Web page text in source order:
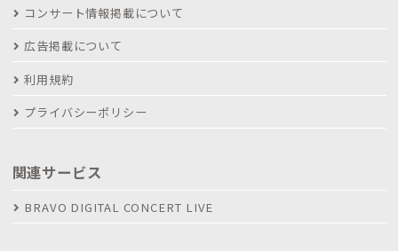
コンサート情報掲載について
広告掲載について
利用規約
プライバシーポリシー
関連サービス
BRAVO DIGITAL CONCERT LIVE